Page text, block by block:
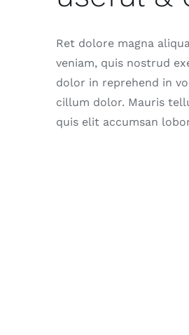
Ret dolore magna
veniam, quis nostrud
dolor in reprehend in
cillum dolor. Mauris
quis elit accumsan